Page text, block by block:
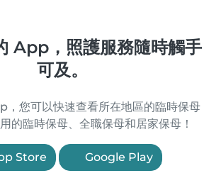
App，照護服務隨時觸手
可及。
，您可以快速查看所在地區的臨時保母
的臨時保母、全職保母和居家保母！
Store Google Play